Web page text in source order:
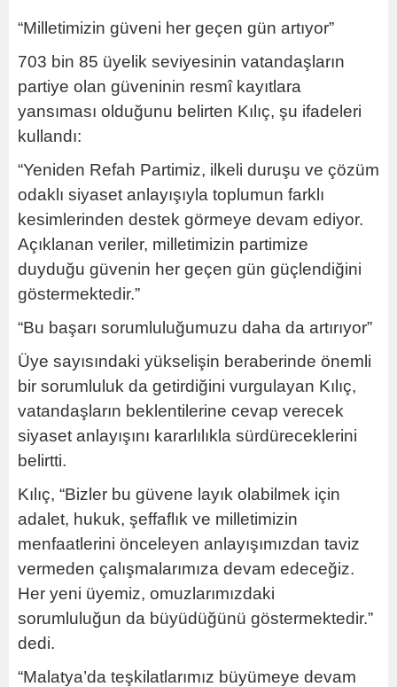
“Milletimizin güveni her geçen gün artıyor”
703 bin 85 üyelik seviyesinin vatandaşların
partiye olan güveninin resmî kayıtlara
yansıması olduğunu belirten Kılıç, şu ifadeleri
kullandı:
“Yeniden Refah Partimiz, ilkeli duruşu ve çözüm
odaklı siyaset anlayışıyla toplumun farklı
kesimlerinden destek görmeye devam ediyor.
Açıklanan veriler, milletimizin partimize
duyduğu güvenin her geçen gün güçlendiğini
göstermektedir.”
“Bu başarı sorumluluğumuzu daha da artırıyor”
Üye sayısındaki yükselişin beraberinde önemli
bir sorumluluk da getirdiğini vurgulayan Kılıç,
vatandaşların beklentilerine cevap verecek
siyaset anlayışını kararlılıkla sürdüreceklerini
belirtti.
Kılıç, “Bizler bu güvene layık olabilmek için
adalet, hukuk, şeffaflık ve milletimizin
menfaatlerini önceleyen anlayışımızdan taviz
vermeden çalışmalarımıza devam edeceğiz.
Her yeni üyemiz, omuzlarımızdaki
sorumluluğun da büyüdüğünü göstermektedir.”
dedi.
“Malatya’da teşkilatlarımız büyümeye devam